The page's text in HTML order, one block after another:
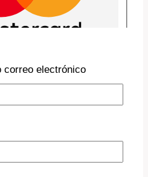
correo electrónico